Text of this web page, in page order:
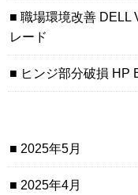
職場環境改善 DELL
レード
ヒンジ部分破損 HP
2025年5月
2025年4月